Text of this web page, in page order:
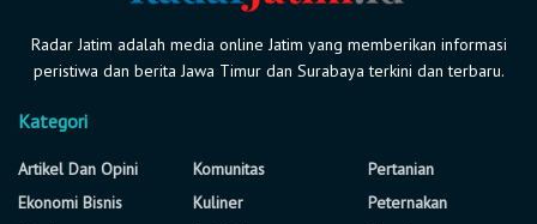
Radar Jatim adalah media online Jatim yang memberikan informasi
peristiwa dan berita Jawa Timur dan Surabaya terkini dan terbaru.
Kategori
Artikel Dan Opini
Ekonomi Bisnis
Komunitas
Kuliner
Pertanian
Peternakan